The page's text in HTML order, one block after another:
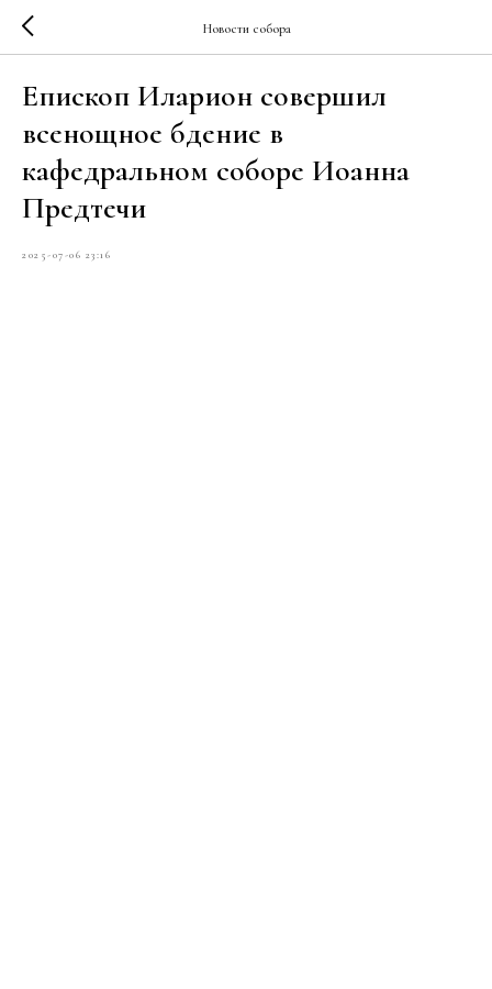
Новости собора
Епископ Иларион совершил
всенощное бдение в
кафедральном соборе Иоанна
Предтечи
2025-07-06 23:16